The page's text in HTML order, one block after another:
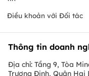
Điều khoản với Đối tác
Thông tin doanh
Địa chỉ: Tầng 9, Tòa
Trương Định, Quận Hai